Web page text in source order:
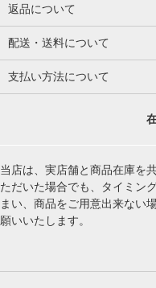
返品について
配送・送料について
支払い方法について
当店は、実店舗と商品在庫を
ただいた場合でも、タイミン
まい、商品をご用意出来ない
願いいたします。